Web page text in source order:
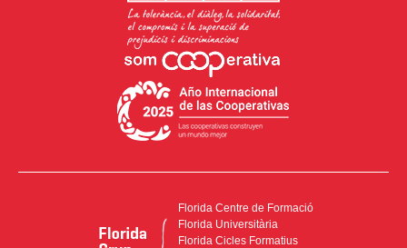
Florida Centre de Formació
Florida Universitària
Florida Cicles Formatius